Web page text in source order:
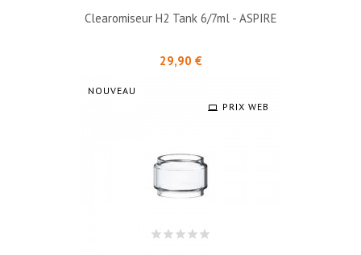
Clearomiseur H2 Tank 6/7ml - ASPIRE
29,90 €Prix
PRIX WEB
NOUVEAU